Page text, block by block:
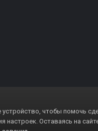
устройство, чтобы помочь
настроек. Оставаясь на